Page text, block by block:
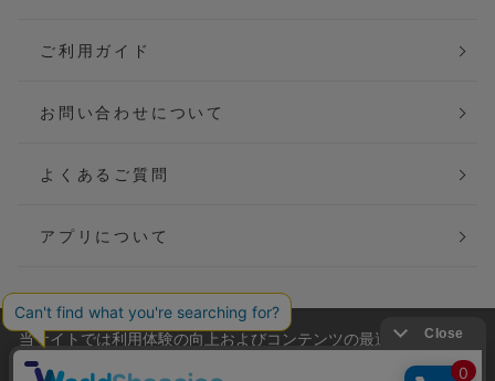
ご利用ガイド
お問い合わせについて
よくあるご質問
アプリについて
会社概要
当サイトでは利用体験の向上およびコンテンツの最適な提供、ト
ラフィックの分析を目的としてCookieを使用しています。